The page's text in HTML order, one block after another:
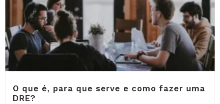
O que é, para que serve e como fazer uma
DRE?